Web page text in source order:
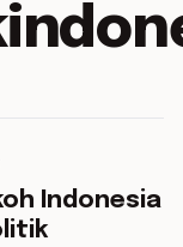
5 min read
Indonesia